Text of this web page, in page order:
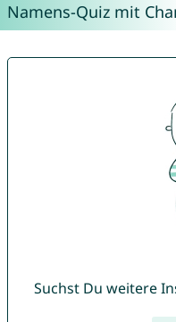
Namens-Quiz mit
Suchst Du weitere